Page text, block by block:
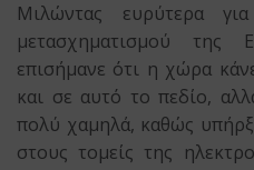
Μιλώντας ευρύτερα
μετασχηματισμού
επισήμανε ότι η χώρα
και σε αυτό το πεδίο,
πολύ χαμηλά, καθώς
στους τομείς της